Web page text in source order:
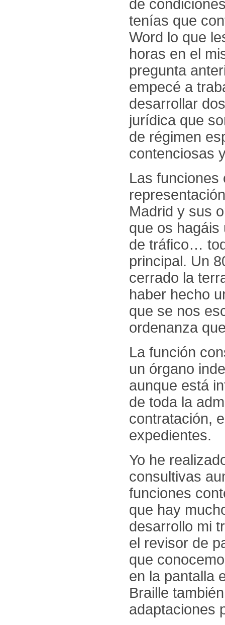
de
tenías que
Word lo que
horas en el
pregunta
empecé a
desarrollar
jurídica que
de régimen
contenciosas
Las funciones
Madrid y sus
que os hagáis
de tráfico…
principal. Un
cerrado la
haber hecho
que se nos
ordenanza
La función
un órgano
aunque está
de toda la
contratación,
expedientes.
Yo he
consultivas
funciones
que hay
desarrollo mi
el revisor de
que
en la pantalla
Braille
adaptaciones